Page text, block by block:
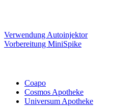
Verwendung Autoinjektor
Vorbereitung MiniSpike
Coapo
Cosmos Apotheke
Universum Apotheke